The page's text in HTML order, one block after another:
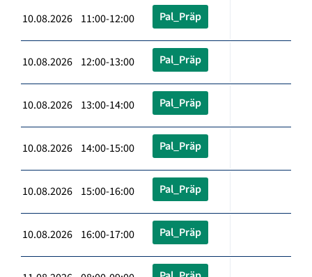
10.08.2026 11:00-12:00 Pal_Präp
10.08.2026 12:00-13:00 Pal_Präp
10.08.2026 13:00-14:00 Pal_Präp
10.08.2026 14:00-15:00 Pal_Präp
10.08.2026 15:00-16:00 Pal_Präp
10.08.2026 16:00-17:00 Pal_Präp